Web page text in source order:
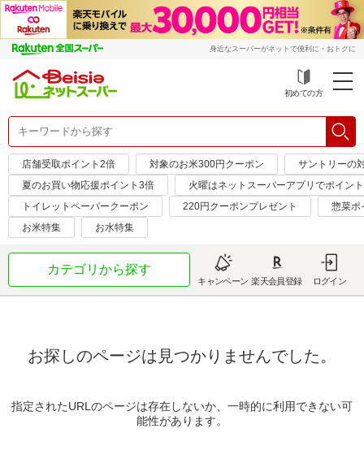
身近なスーパーがネットで便利に・おトクに
初めての方
店舗受取ポイント2倍 対象のお米300円クーポン
サントリーの
夏のお買い物応援ポイント3倍
火曜はネットスーパーアプリでポイン
トイレットペーパークーポン
220円クーポンプレゼント
惣菜ポ
お米特集
お水特集
カテゴリから探す
キャンペーン 楽天会員登録 ログイン
お探しのページは見つかりませんでした。
指定されたURLのページは存在しないか、一時的に利用できない可
能性があります。